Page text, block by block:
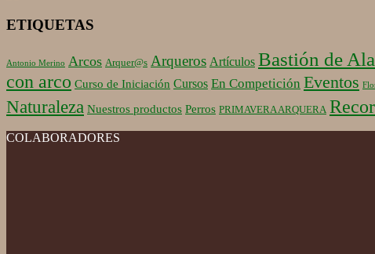
ETIQUETAS
Antonio Merino Arcos Arquer@s Arqueros Artículos Bastión de
con arco Curso de Iniciación Cursos En Competición Eventos
Naturaleza Nuestros productos Perros PRIMAVERA ARQUERA
COLABORADORES